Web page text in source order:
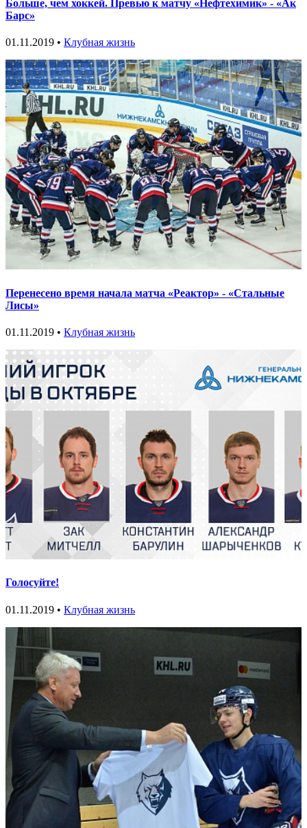
Больше, чем хоккей. Превью к матчу «Нефтехимик» - «Ак
Барс»
01.11.2019 • Клубная жизнь
Перенесено время начала матча «Реактор» - «Стальные
Лисы»
01.11.2019 • Клубная жизнь
Голосуйте!
01.11.2019 • Клубная жизнь